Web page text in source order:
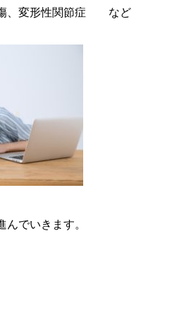
傷、変形性関節症 など
んでいきます。